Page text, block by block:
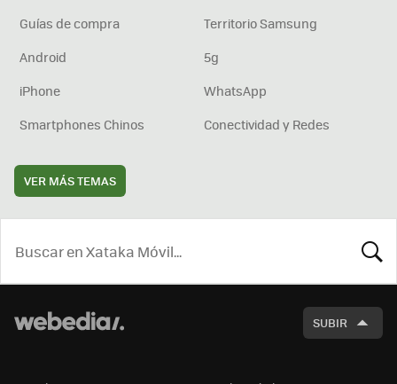
Guías de compra
Territorio Samsung
Android
5g
iPhone
WhatsApp
Smartphones Chinos
Conectividad y Redes
VER MÁS TEMAS
SUBIR